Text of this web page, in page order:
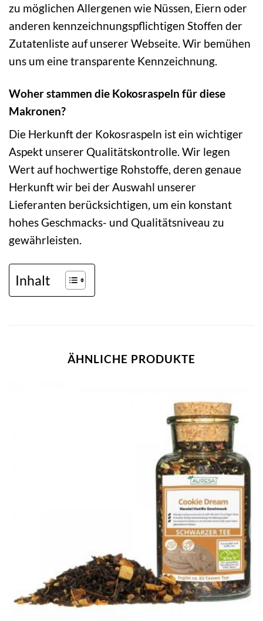
zu möglichen Allergenen wie Nüssen, Eiern oder
anderen kennzeichnungspflichtigen Stoffen der
Zutatenliste auf unserer Webseite. Wir bemühen
uns um eine transparente Kennzeichnung.
Woher stammen die Kokosraspeln für diese
Makronen?
Die Herkunft der Kokosraspeln ist ein wichtiger
Aspekt unserer Qualitätskontrolle. Wir legen
Wert auf hochwertige Rohstoffe, deren genaue
Herkunft wir bei der Auswahl unserer
Lieferanten berücksichtigen, um ein konstant
hohes Geschmacks- und Qualitätsniveau zu
gewährleisten.
Inhalt
ÄHNLICHE PRODUKTE